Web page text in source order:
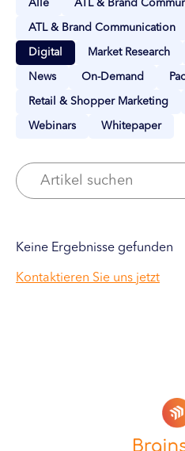
Alle ATL & Brand
ATL & Brand Communication
Digital Market Research
News On-Demand
Retail & Shopper Marketing
Webinars Whitepaper
Keine Ergebnisse gefunden
Kontaktieren Sie uns jetzt